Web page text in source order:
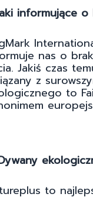
informujące
nas o
Jakiś czas
z
to
to